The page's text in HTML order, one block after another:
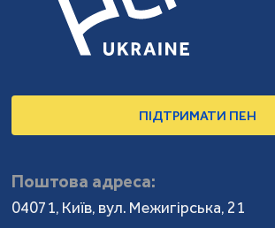
ПІДТРИМАТИ ПЕН
Поштова адреса:
04071, Київ, вул. Межигірська, 21